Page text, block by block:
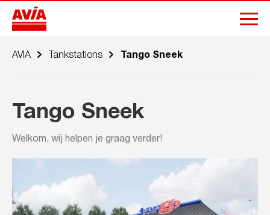
AVIA Tankstations Tango Sneek
Tango Sneek
Welkom, wij helpen je graag verder!